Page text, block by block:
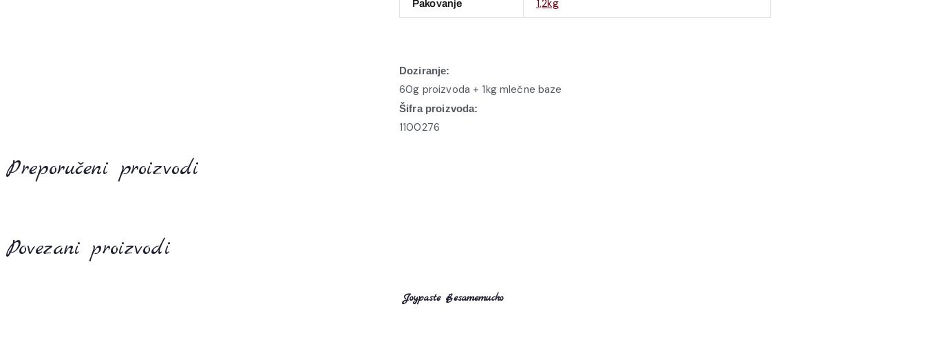
Pakovanje 1,2kg
Doziranje:
60g proizvoda + 1kg mlečne baze
Šifra proizvoda:
1100276
Preporučeni proizvodi
Povezani proizvodi
Joypaste Besamemucho